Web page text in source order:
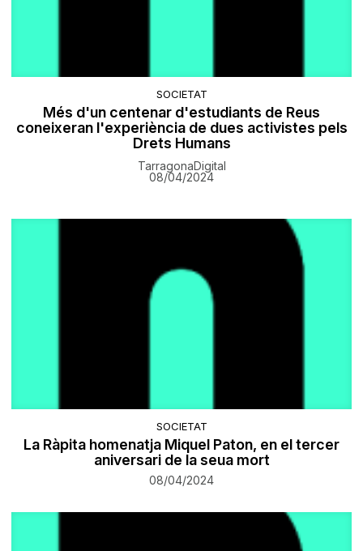
SOCIETAT
Més d'un centenar d'estudiants de Reus
coneixeran l'experiència de dues activistes pels
Drets Humans
TarragonaDigital
08/04/2024
SOCIETAT
La Ràpita homenatja Miquel Paton, en el tercer
aniversari de la seua mort
08/04/2024